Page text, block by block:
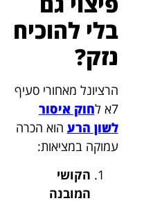
בלי להוכיח
נזק?
הרציונל מאחורי סעיף
7א ל
חוק איסור
לשון הרע הוא הכרה
עמוקה במציאות:
הקושי
המובנה